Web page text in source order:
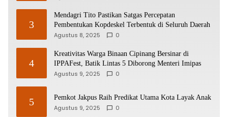
3
Mendagri Tito Pastikan Satgas Percepatan
Pembentukan Kopdeskel Terbentuk di Seluruh Daerah
Agustus 8, 2025 0
4
Kreativitas Warga Binaan Cipinang Bersinar di
IPPAFest, Batik Lintas 5 Diborong Menteri Imipas
Agustus 9, 2025 0
5 Pemkot Jakpus Raih Predikat Utama Kota Layak Anak
Agustus 9, 2025 0